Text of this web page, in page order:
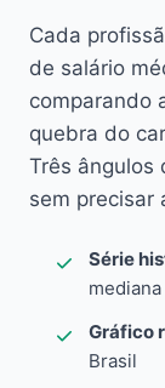
Cada
de salário
comparando
quebra do
Três ângulos
sem precisar
Série
mediana
Gráfico
Brasil